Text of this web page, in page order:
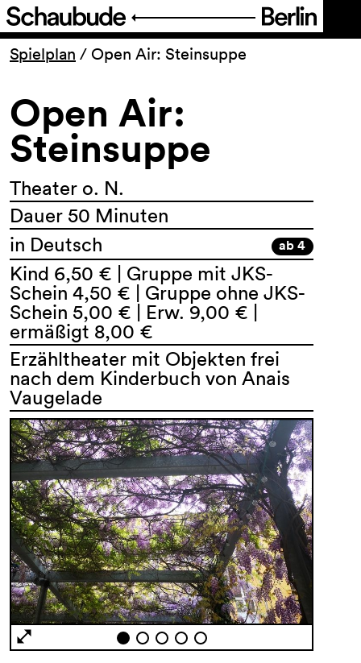
Programm
Ticket
Barrierefreiheit
Über uns
Spielplan / Open Air: Steinsuppe
Open Air:
Steinsuppe
Theater o. N.
Dauer 50 Minuten
in Deutsch
ab 4
Kind 6,50 € | Gruppe mit JKS-
Schein 4,50 € | Gruppe ohne JKS-
Schein 5,00 € | Erw. 9,00 € |
ermäßigt 8,00 €
Erzähltheater mit Objekten frei
nach dem Kinderbuch von Anais
Vaugelade